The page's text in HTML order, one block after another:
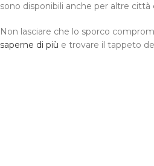
sono disponibili anche per altre città
Non lasciare che lo sporco
saperne di più e trovare il tappeto